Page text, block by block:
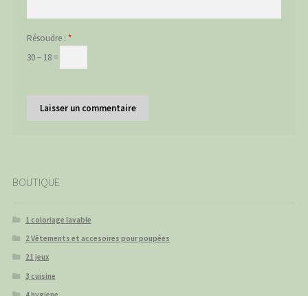
Résoudre : *
30 − 18 =
BOUTIQUE
1 coloriage lavable
2 Vêtements et accesoires pour poupées
21 jeux
3 cuisine